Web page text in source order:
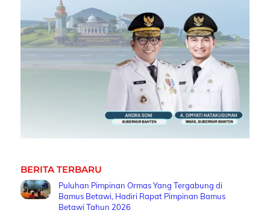
BERITA TERBARU
Puluhan Pimpinan Ormas Yang Tergabung di
Bamus Betawi, Hadiri Rapat Pimpinan Bamus
Betawi Tahun 2026